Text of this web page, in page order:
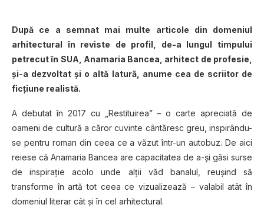
După ce a semnat mai multe articole din domeniul
arhitectural în reviste de profil, de-a lungul timpului
petrecut în SUA, Anamaria Bancea, arhitect de profesie,
și-a dezvoltat și o altă latură, anume cea de scriitor de
ficțiune realistă.
A debutat în 2017 cu „Restituirea” – o carte apreciată de
oameni de cultură a căror cuvinte cântăresc greu, inspirându-
se pentru roman din ceea ce a văzut într-un autobuz. De aici
reiese că Anamaria Bancea are capacitatea de a-și găsi surse
de inspirație acolo unde alții văd banalul, reușind să
transforme în artă tot ceea ce vizualizează – valabil atât în
domeniul literar cât și în cel arhitectural.